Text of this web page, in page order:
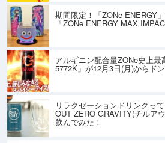
期間限定！「ZONe ENERGY
「ZONe ENERGY MAX
アルギニン配合量ZONe史上
5772K」が12月3日(月)からド
リラクゼーションドリンクっ
OUT ZERO GRAVITY(チルア
飲んでみた！